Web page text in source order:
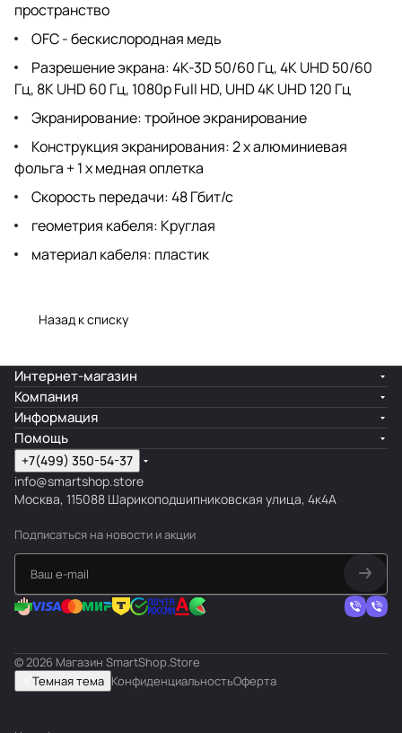
пространство
OFC - бескислородная медь
Разрешение экрана: 4K-3D 50/60 Гц, 4K UHD 50/60
Гц, 8K UHD 60 Гц, 1080p Full HD, UHD 4K UHD 120 Гц
Экранирование: тройное экранирование
Конструкция экранирования: 2 x алюминиевая
фольга + 1 x медная оплетка
Скорость передачи: 48 Гбит/с
геометрия кабеля: Круглая
материал кабеля: пластик
Назад к списку
Интернет-магазин
Компания
Информация
Помощь
+7(499) 350-54-37
info@smartshop.store
Москва, 115088 Шарикоподшипниковская улица, 4к4А
Подписаться на новости и акции
© 2026 Магазин SmartShop.Store
Темная тема КонфиденциальностьОферта